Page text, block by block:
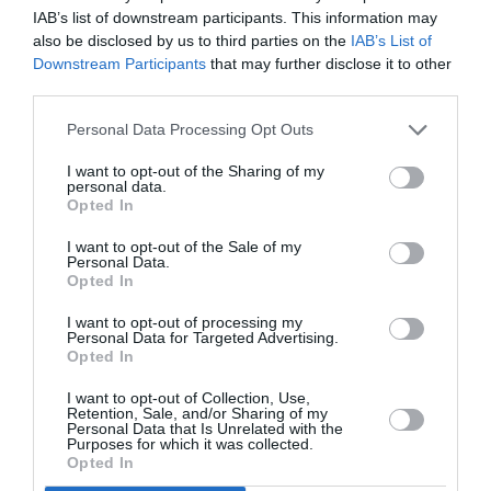
IAB’s list of downstream participants. This information may
also be disclosed by us to third parties on the IAB’s List of
Downstream Participants that may further disclose it to other
Personal Data Processing Opt Outs
I want to opt-out of the Sharing of my
personal data.
Opted In
I want to opt-out of the Sale of my
Personal Data.
Opted In
I want to opt-out of processing my
Personal Data for Targeted Advertising.
Opted In
I want to opt-out of Collection, Use,
Retention, Sale, and/or Sharing of my
Personal Data that Is Unrelated with the
Purposes for which it was collected.
Opted In
Σαββατοκύριακο
στην Αθήνα:
Προτάσεις για 18
– 19 Οκτωβρίου
«Οικείες
Μορφές:
(Επαν)ερμηνείες
των
πολιτιστικών
αφηγημάτων στη
Συλλογή Σωτήρη
Φέλιου»: Έκθεση
Φωκίωνος Νέγρη
Ο πίνακας
ζωγραφικής
Μεταμφιεσμένος
σε Έρωτα» του
Γιάννη Τσαρούχη